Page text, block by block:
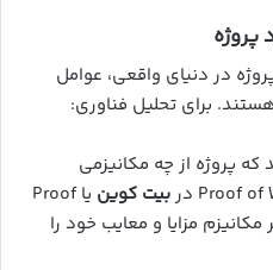
در دنیای واقعی، عوامل
برای تحلیل فناوری:
که پروژه از چه مکانیزمی
بیت کوین
یا Proof
مکانیزم مزایا و معایب خود را